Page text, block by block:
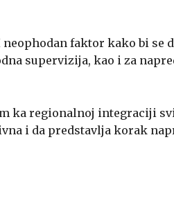
faktor kako bi se
supervizija, kao i za
ka regionalnoj integraciji
i da predstavlja korak